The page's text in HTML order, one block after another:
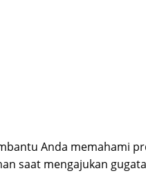
Anda memahami
saat mengajukan